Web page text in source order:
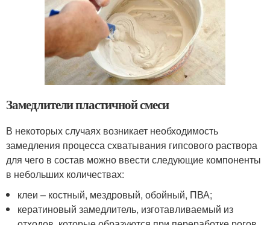
Замедлители пластичной смеси
В некоторых случаях возникает необходимость
замедления процесса схватывания гипсового раствора
для чего в состав можно ввести следующие компоненты
в небольших количествах:
клеи – костный, мездровый, обойный, ПВА;
кератиновый замедлитель, изготавливаемый из